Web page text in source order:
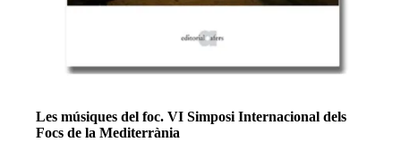
Les músiques del foc. VI Simposi Internacional dels
Focs de la Mediterrània